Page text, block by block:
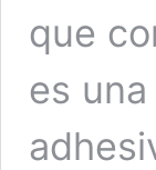
que
es